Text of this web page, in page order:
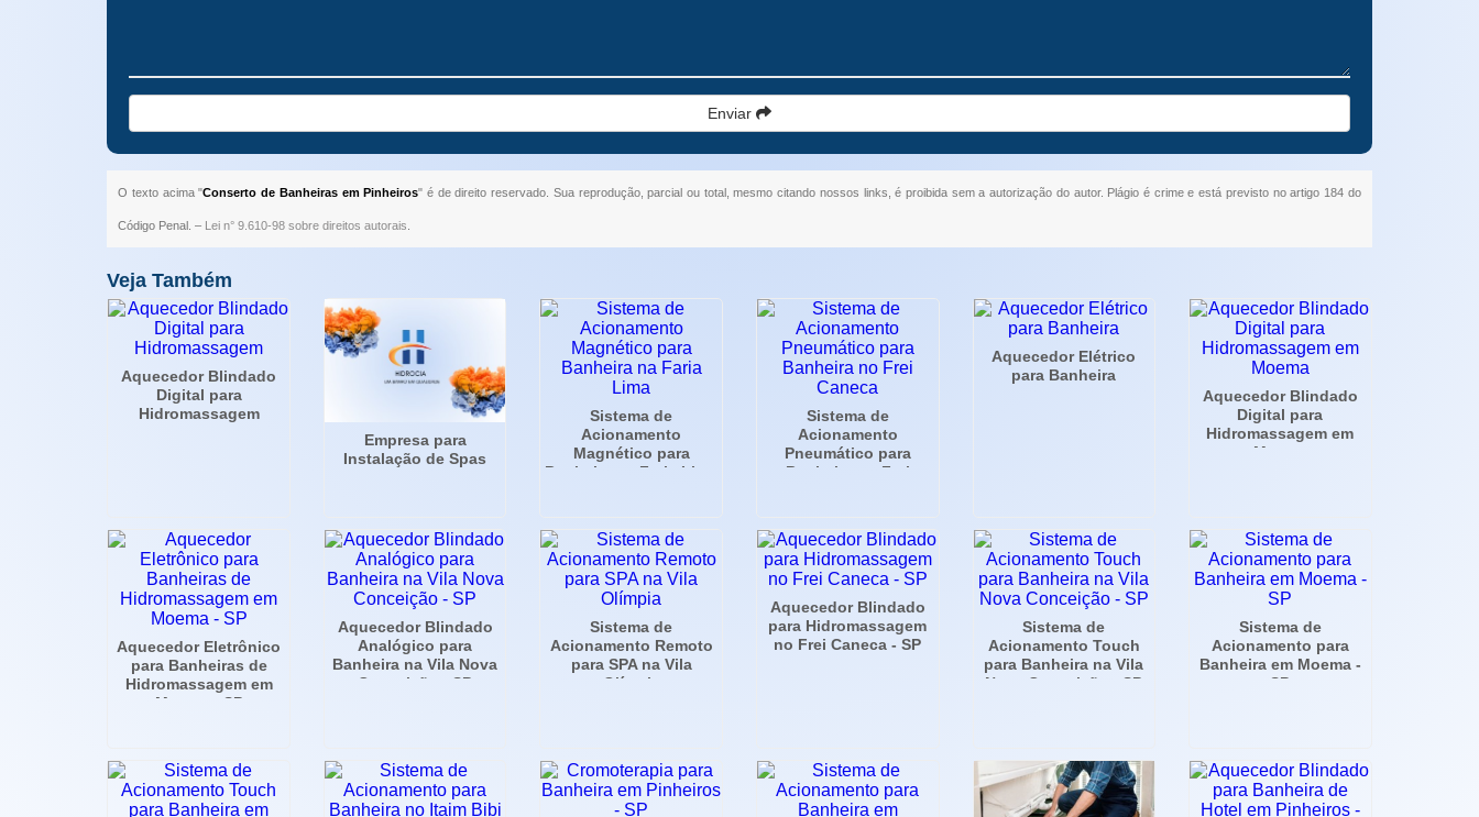
Enviar
O texto acima "Conserto de Banheiras em Pinheiros" é de direito reservado. Sua reprodução, parcial ou total, mesmo citando nossos links, é proibida sem a autorização do autor. Plágio é crime e está previsto no artigo 184 do
Código Penal. – Lei n° 9.610-98 sobre direitos autorais
Veja Também
Aquecedor Blindado
Digital para
Hidromassagem
Empresa para
Instalação de Spas
Sistema de
Acionamento
Magnético para
Banheira na Faria Lima
Sistema de
Acionamento
Pneumático para
Banheira no Frei
Aquecedor Elétrico
para Banheira
Aquecedor Blindado
Digital para
Hidromassagem em
Moema
Aquecedor Eletrônico
para Banheiras de
Hidromassagem em
Moema - SP
Aquecedor Blindado
Analógico para
Banheira na Vila Nova
Conceição - SP
Sistema de
Acionamento Remoto
para SPA na Vila
Olímpia
Aquecedor Blindado
para Hidromassagem
no Frei Caneca - SP
Sistema de
Acionamento Touch
para Banheira na Vila
Nova Conceição - SP
Sistema de
Acionamento para
Banheira em Moema -
SP